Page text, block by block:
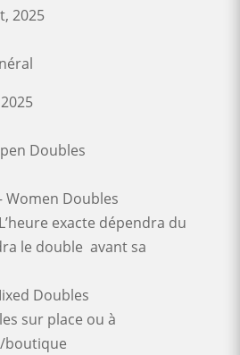
2025
Doubles
Women Doubles
exacte dépendra du
le double avant sa
Doubles
sur place ou à
boutique